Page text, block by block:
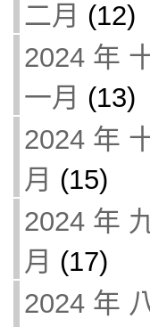
二月 (12)
2024 年
一月 (13)
2024 年
月 (15)
2024 年
月 (17)
2024 年